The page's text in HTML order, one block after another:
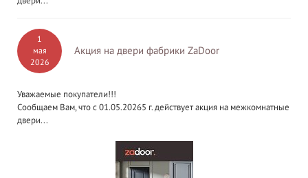
1
мая
2026
Акция на двери фабрики ZaDoor
Уважаемые покупатели!!!
Сообщаем Вам, что с 01.05.20265 г. действует акция на межкомнатные
двери...